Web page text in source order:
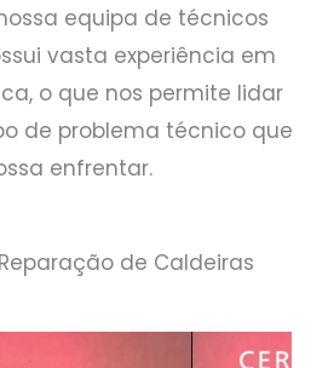
equipa de técnicos
vasta experiência em
o que nos permite lidar
de problema técnico que
enfrentar.
de Caldeiras